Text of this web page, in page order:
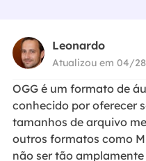
Leonardo
Atualizou em 04/
OGG é um formato de
conhecido por oferecer
tamanhos de arquivo
outros formatos como
não ser tão